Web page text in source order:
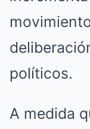
políticos.
A medida